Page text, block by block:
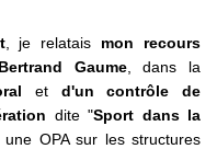
, je relatais mon recours
Gaume, dans la
etd'un contrôle de
dite "Sport dans la
OPA sur les structures